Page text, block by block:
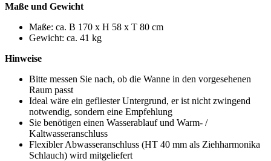
Maße und Gewicht
Maße: ca. B 170 x H 58 x T 80 cm
Gewicht: ca. 41 kg
Hinweise
Bitte messen Sie nach, ob die Wanne in den vorgesehenen
Raum passt
Ideal wäre ein gefliester Untergrund, er ist nicht zwingend
notwendig, sondern eine Empfehlung
Sie benötigen einen Wasserablauf und Warm- /
Kaltwasseranschluss
Flexibler Abwasseranschluss (HT 40 mm als Ziehharmonika
Schlauch) wird mitgeliefert